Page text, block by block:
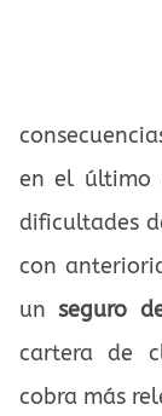
en el último
dificultades
con
unseguro
cartera de
cobra más